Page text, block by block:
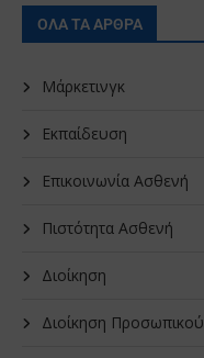
ΟΛΑ ΤΑ ΑΡΘΡΑ
Μάρκετινγκ
Εκπαίδευση
Επικοινωνία Ασθενή
Πιστότητα Ασθενή
Διοίκηση
Διοίκηση Προσωπικού